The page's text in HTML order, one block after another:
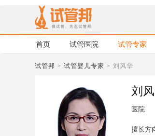
首页 试管医院 试管专家
试管邦 > 试管婴儿专家 > 刘风华
刘
医院
擅长方